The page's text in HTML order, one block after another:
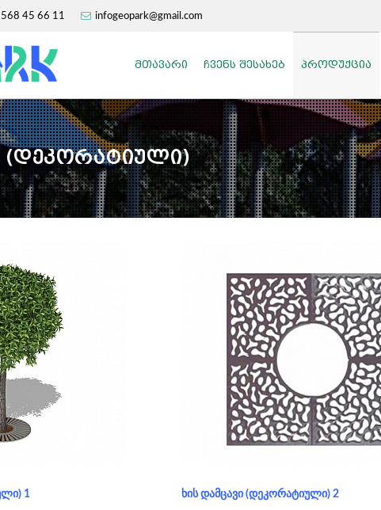
45 66 11 infogeopark@gmail.com
ᲛᲗᲐᲕᲐᲠᲘ ᲩᲕᲔᲜᲡ ᲨᲔᲡᲐᲮᲔᲑ ᲞᲠᲝᲓᲣᲥᲪᲘᲐ
(დეკორატიული)
1 ᲮᲘᲡ ᲓᲐᲛᲪᲐᲕᲘ (ᲓᲔᲙᲝᲠᲐᲢᲘᲣᲚᲘ) 2